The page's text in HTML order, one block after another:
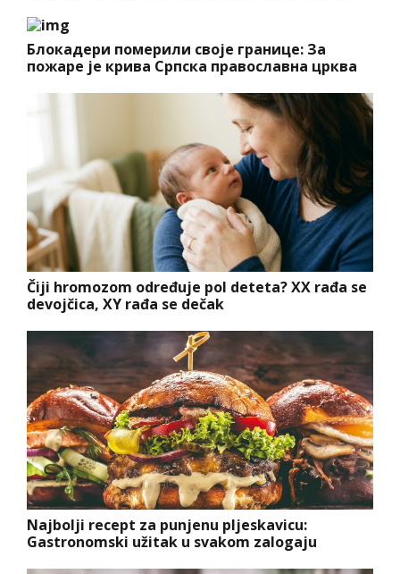
Блокадери померили своје границе: За
пожаре је крива Српска православна црква
Čiji hromozom određuje pol deteta? XX rađa se
devojčica, XY rađa se dečak
Najbolji recept za punjenu pljeskavicu:
Gastronomski užitak u svakom zalogaju